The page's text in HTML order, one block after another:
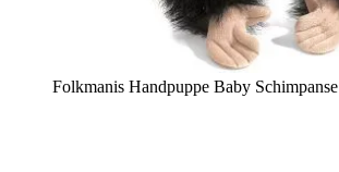
Folkmanis Handpuppe Baby Schimpanse